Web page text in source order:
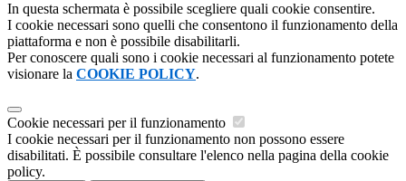
In questa schermata è possibile scegliere quali cookie consentire.
I cookie necessari sono quelli che consentono il funzionamento della
piattaforma e non è possibile disabilitarli.
Per conoscere quali sono i cookie necessari al funzionamento potete
visionare la COOKIE POLICY.
Cookie necessari per il funzionamento
I cookie necessari per il funzionamento non possono essere
disabilitati. È possibile consultare l'elenco nella pagina della cookie
policy.